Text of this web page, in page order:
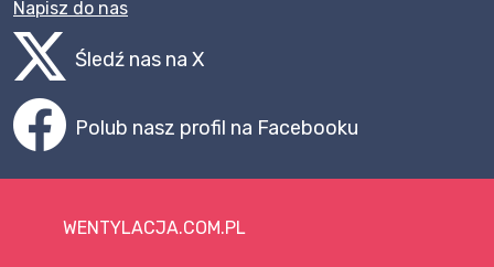
Napisz do nas
Śledź nas na X
Polub nasz profil na Facebooku
WENTYLACJA.COM.PL